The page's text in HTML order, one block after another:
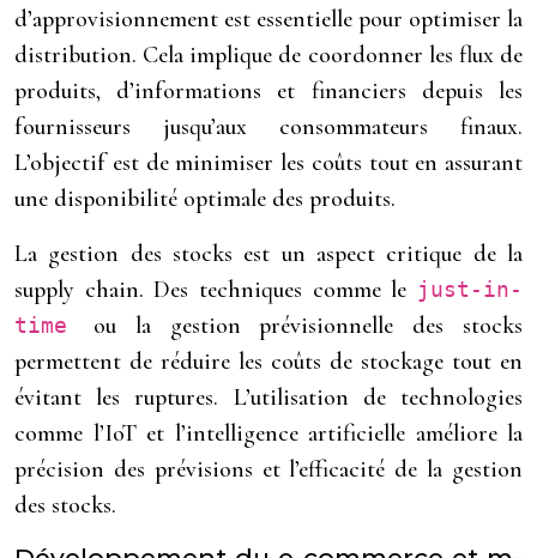
d’approvisionnement est essentielle pour optimiser la
distribution. Cela implique de coordonner les flux de
produits, d’informations et financiers depuis les
fournisseurs jusqu’aux consommateurs finaux.
L’objectif est de minimiser les coûts tout en assurant
une disponibilité optimale des produits.
La gestion des stocks est un aspect critique de la
supply chain. Des techniques comme le just-in-
time ou la gestion prévisionnelle des stocks
permettent de réduire les coûts de stockage tout en
évitant les ruptures. L’utilisation de technologies
comme l’IoT et l’intelligence artificielle améliore la
précision des prévisions et l’efficacité de la gestion
des stocks.